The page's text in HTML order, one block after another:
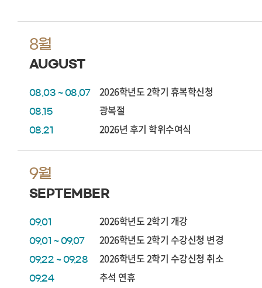
8월
AUGUST
08.03 ~ 08.07 2026학년도 2학기 휴복학신청
08.15 광복절
08.21 2026년 후기 학위수여식
9월
SEPTEMBER
09.01 2026학년도 2학기 개강
09.01 ~ 09.07 2026학년도 2학기 수강신청 변경
09.22 ~ 09.28 2026학년도 2학기 수강신청 취소
09.24 추석 연휴